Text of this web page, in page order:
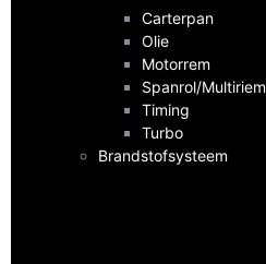
Carterpan
Olie
Motorrem
Spanrol/Multiriem
Timing
Turbo
Brandstofsysteem